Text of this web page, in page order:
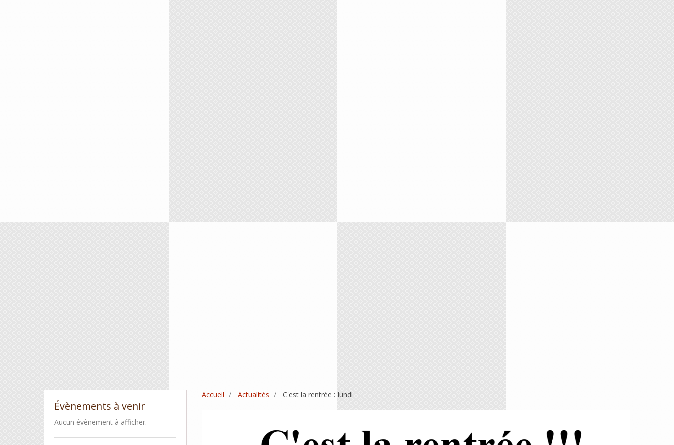
Accueil Actualités C'est la rentrée : lundi
Évènements à venir
Aucun évènement à afficher.